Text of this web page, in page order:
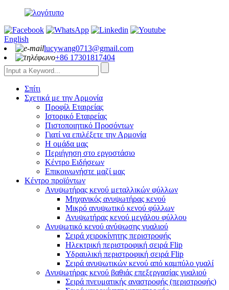
English
lucywang0713@gmail.com
+86 17301817404
Σπίτι
Σχετικά με την Αρμονία
Προφίλ Εταιρείας
Ιστορικό Εταιρείας
Πιστοποιητικό Προσόντων
Γιατί να επιλέξετε την Αρμονία
Η ομάδα μας
Περιήγηση στο εργοστάσιο
Κέντρο Ειδήσεων
Επικοινωνήστε μαζί μας
Κέντρο προϊόντων
Ανυψωτήρας κενού μεταλλικών φύλλων
Μηχανικός ανυψωτήρας κενού
Μικρό ανυψωτικό κενού φύλλων
Ανυψωτήρας κενού μεγάλου φύλλου
Ανυψωτικό κενού ανύψωσης γυαλιού
Σειρά χειροκίνητης περιστροφής
Ηλεκτρική περιστροφική σειρά Flip
Υδραυλική περιστροφική σειρά Flip
Σειρά ανυψωτικών κενού από καμπύλο γυαλί
Ανυψωτήρας κενού βαθιάς επεξεργασίας γυαλιού
Σειρά πνευματικής αναστροφής (περιστροφής)